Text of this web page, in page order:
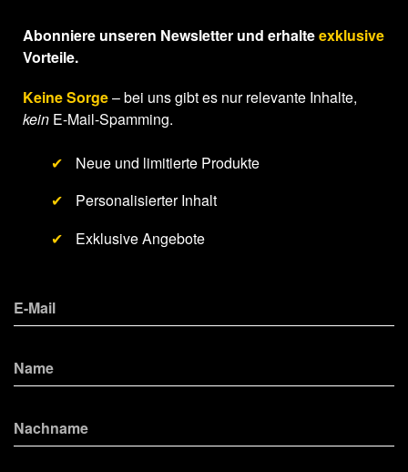
Abonniere unseren Newsletter und erhalteexklusive
Vorteile.
Keine Sorge– bei uns gibt es nur relevante Inhalte,
kein E-Mail-Spamming.
✔
Neue und limitierte Produkte
✔
Personalisierter Inhalt
✔
Exklusive Angebote